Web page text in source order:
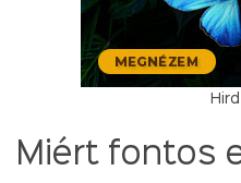
Miért fontos